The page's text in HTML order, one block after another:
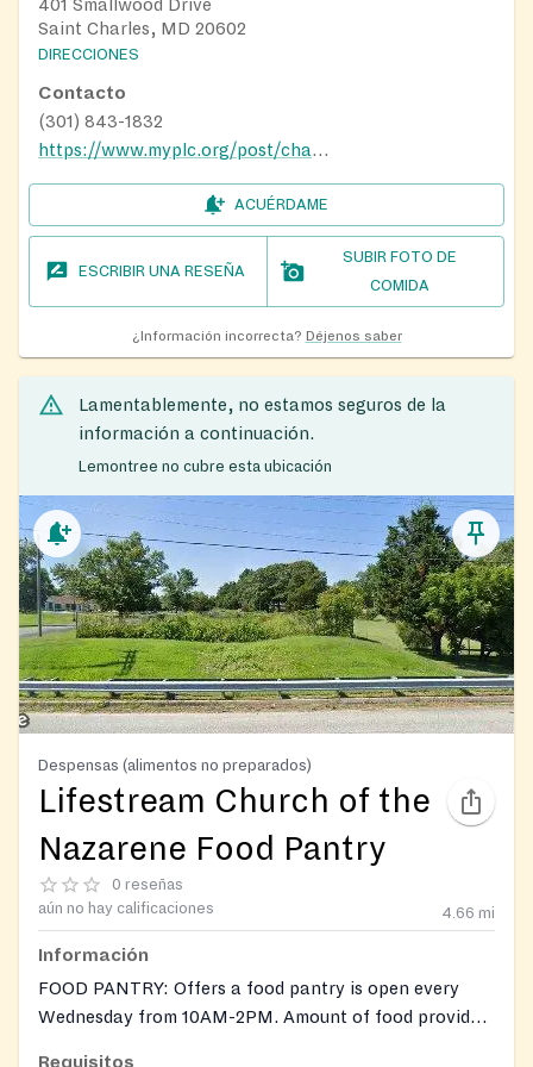
401 Smallwood Drive
Saint Charles, MD 20602
DIRECCIONES
Contacto
(301) 843-1832
https://www.myplc.org/post/changes-to-food-distribution-at-elsie-s-pantry-beginning-november-1st
ACUÉRDAME
ESCRIBIR UNA RESEÑA
SUBIR FOTO DE
COMIDA
¿Información incorrecta? Déjenos saber
Lamentablemente, no estamos seguros de la
información a continuación.
Lemontree no cubre esta ubicación
Despensas (alimentos no preparados)
Lifestream Church of the
Nazarene Food Pantry
0 reseñas
aún no hay calificaciones
4.66 mi
Información
FOOD PANTRY: Offers a food pantry is open every
Wednesday from 10AM-2PM. Amount of food provided
Requisitos